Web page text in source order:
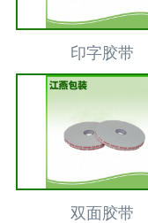
印字胶带
双面胶带